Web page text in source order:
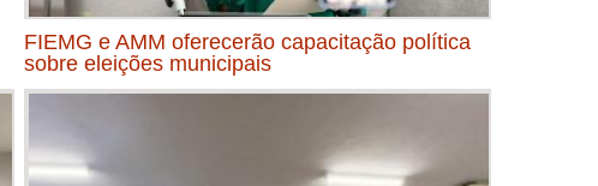
FIEMG e AMM oferecerão capacitação política
sobre eleições municipais